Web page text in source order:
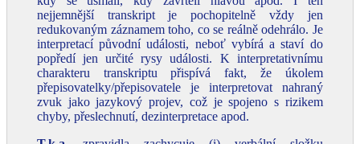
nejjemnější transkript je pochopitelně vždy jen
redukovaným záznamem toho, co se reálně odehrálo. Je
interpretací původní události, neboť vybírá a staví do
popředí jen určité rysy události. K interpretativnímu
charakteru transkriptu přispívá fakt, že úkolem
přepisovatelky/přepisovatele je interpretovat nahraný
zvuk jako jazykový projev, což je spojeno s rizikem
chyby, přeslechnutí, dezinterpretace apod.